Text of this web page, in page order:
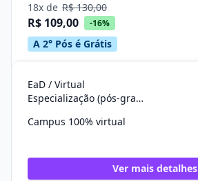
18x de R$ 130,00
R$ 109,00 -16%
A 2° Pós é Grátis
EaD / Virtual
Especialização (pós-graduação)
Campus 100% virtual
Ver mais detalhes